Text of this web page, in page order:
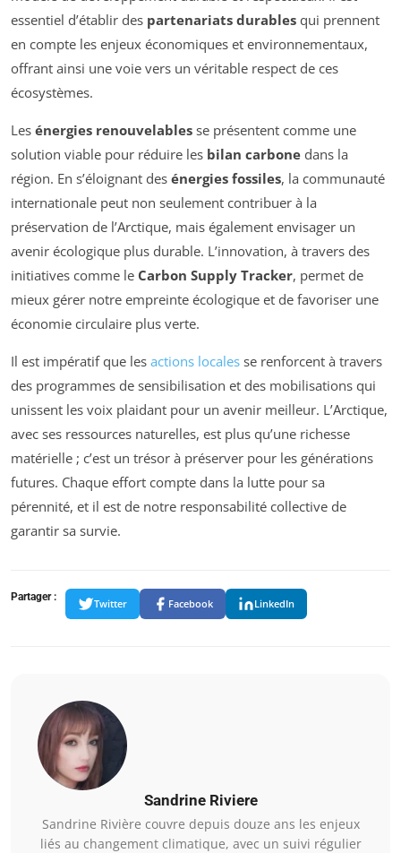
essentiel d’établir des partenariats durables qui prennent
en compte les enjeux économiques et environnementaux,
offrant ainsi une voie vers un véritable respect de ces
écosystèmes.
Les énergies renouvelables se présentent comme une
solution viable pour réduire les bilan carbone dans la
région. En s’éloignant des énergies fossiles, la communauté
internationale peut non seulement contribuer à la
préservation de l’Arctique, mais également envisager un
avenir écologique plus durable. L’innovation, à travers des
initiatives comme le Carbon Supply Tracker, permet de
mieux gérer notre empreinte écologique et de favoriser une
économie circulaire plus verte.
Il est impératif que les actions locales se renforcent à travers
des programmes de sensibilisation et des mobilisations qui
unissent les voix plaidant pour un avenir meilleur. L’Arctique,
avec ses ressources naturelles, est plus qu’une richesse
matérielle ; c’est un trésor à préserver pour les générations
futures. Chaque effort compte dans la lutte pour sa
pérennité, et il est de notre responsabilité collective de
garantir sa survie.
Partager :
Twitter Facebook LinkedIn
Sandrine Riviere
Sandrine Rivière couvre depuis douze ans les enjeux
liés au changement climatique, avec un suivi régulier